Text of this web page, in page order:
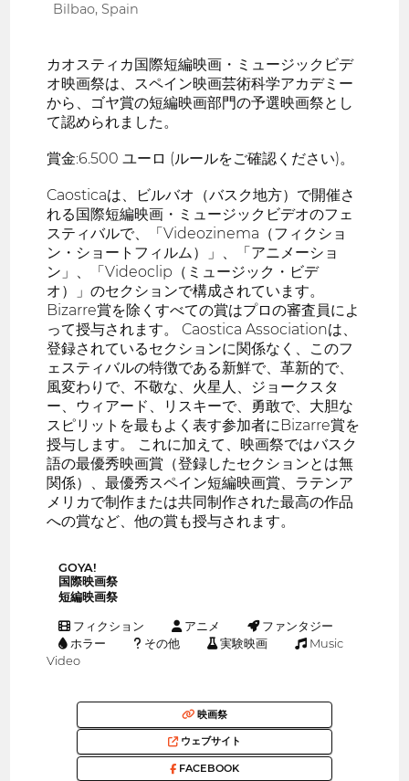
Bilbao, Spain
カオスティカ国際短編映画・ミュージックビデ
オ映画祭は、スペイン映画芸術科学アカデミー
から、ゴヤ賞の短編映画部門の予選映画祭とし
て認められました。
賞金:6.500 ユーロ (ルールをご確認ください)。
Caosticaは、ビルバオ（バスク地方）で開催さ
れる国際短編映画・ミュージックビデオのフェ
スティバルで、「Videozinema（フィクショ
ン・ショートフィルム）」、「アニメーショ
ン」、「Videoclip（ミュージック・ビデ
オ）」のセクションで構成されています。
Bizarre賞を除くすべての賞はプロの審査員によ
って授与されます。 Caostica Associationは、
登録されているセクションに関係なく、このフ
ェスティバルの特徴である新鮮で、革新的で、
風変わりで、不敬な、火星人、ジョークスタ
ー、ウィアード、リスキーで、勇敢で、大胆な
スピリットを最もよく表す参加者にBizarre賞を
授与します。 これに加えて、映画祭ではバスク
語の最優秀映画賞（登録したセクションとは無
関係）、最優秀スペイン短編映画賞、ラテンア
メリカで制作または共同制作された最高の作品
への賞など、他の賞も授与されます。
GOYA!
国際映画祭
短編映画祭
フィクション アニメ
ファンタジー
ホラー
その他 実験映画
Music
Video
映画祭
ウェブサイト
FACEBOOK